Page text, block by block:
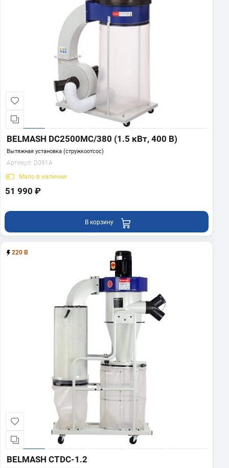
BELMASH DC2500MC/380 (1.5 кВт, 400 В)
Вытяжная установка (стружкоотсос)
Артикул: D091A
Мало в наличии
51 990 ₽
В корзину
220 В
BELMASH CTDC-1.2